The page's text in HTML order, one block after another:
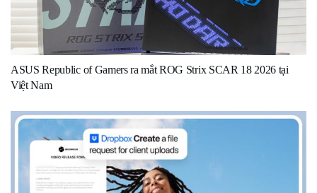
ASUS Republic of Gamers ra mắt ROG Strix SCAR 18 2026 tại
Việt Nam